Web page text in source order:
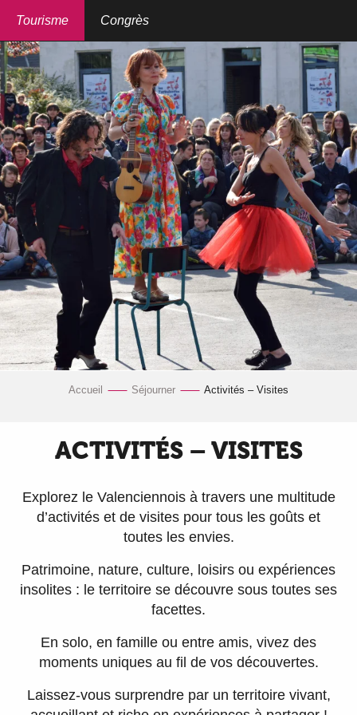
principal
Tourisme Congrès
Accueil Séjourner Activités – Visites
ACTIVITÉS – VISITES
Explorez le Valenciennois à travers une multitude
d’activités et de visites pour tous les goûts et
toutes les envies.
Patrimoine, nature, culture, loisirs ou expériences
insolites : le territoire se découvre sous toutes ses
facettes.
En solo, en famille ou entre amis, vivez des
moments uniques au fil de vos découvertes.
Laissez-vous surprendre par un territoire vivant,